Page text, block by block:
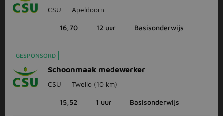
CSU Apeldoorn
16,70 12 uur Basisonderwijs
GESPONSORD
Schoonmaak medewerker
CSU Twello (10 km)
15,52 1 uur Basisonderwijs